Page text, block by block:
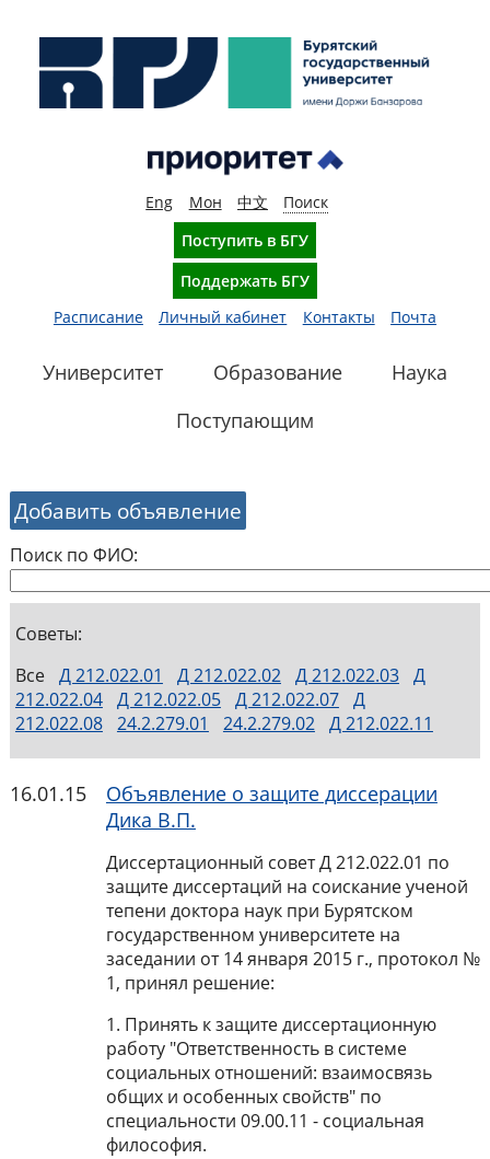
Eng Мон 中文
Поиск
Поступить в БГУ
Поддержать БГУ
Расписание
Личный кабинет Контакты Почта
Университет Образование
Наука
Поступающим
Добавить объявление
Поиск по ФИО:
Советы:
Все Д 212.022.01 Д 212.022.02 Д 212.022.03 Д
212.022.04 Д 212.022.05 Д 212.022.07 Д
212.022.08 24.2.279.01 24.2.279.02 Д 212.022.11
16.01.15
Объявление о защите диссерации
Дика В.П.
Диссертационный совет Д 212.022.01 по
защите диссертаций на соискание ученой
тепени доктора наук при Бурятском
государственном университете на
заседании от 14 января 2015 г., протокол №
1, принял решение:
1. Принять к защите диссертационную
работу "Ответственность в системе
социальных отношений: взаимосвязь
общих и особенных свойств" по
специальности 09.00.11 - социальная
философия.